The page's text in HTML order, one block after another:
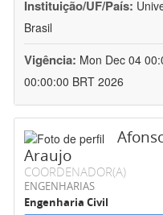
Instituição/UF/País:
Brasil
Vigência: Mon Dec 04
00:00:00 BRT 2026
Araujo
COORDENADOR(A)
ENGENHARIAS
Engenharia Civil